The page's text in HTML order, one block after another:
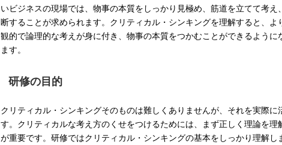
いビジネスの現場では、物事の本質をしっかり見極め、筋道を立てて考え
断することが求められます。クリティカル・シンキングを理解すると、よ
観的で論理的な考えが身に付き、物事の本質をつかむことができるように
ます。
研修の目的
クリティカル・シンキングそのものは難しくありませんが、それを実際に
す。クリティカルな考え方のくせをつけるためには、まず正しく理論を理
が重要です。研修ではクリティカル・シンキングの基本をしっかり理解し